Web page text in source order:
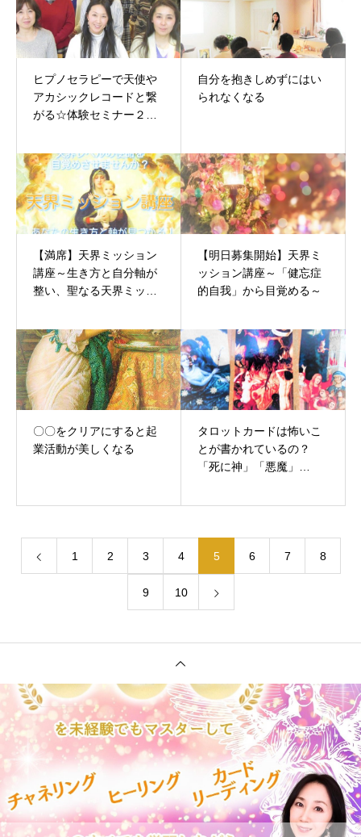
ヒプノセラピーで天使や
アカシックレコードと繋
がる☆体験セミナー２回
自分を抱きしめずにはい
られなくなる
【満席】天界ミッション
講座～生き方と自分軸が
整い、聖なる天界ミッシ
【明日募集開始】天界ミ
ッション講座～「健忘症
的自我」から目覚める～
〇〇をクリアにすると起
業活動が美しくなる
タロットカードは怖いこ
とが書かれているの？
「死に神」「悪魔」
1 2 3 4 5 6 7 8
9 10